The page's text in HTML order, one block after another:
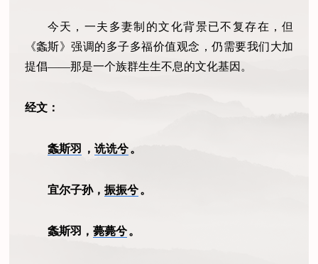
今天，一夫多妻制的文化背景已不复存在，但
《螽斯》强调的多子多福价值观念，仍需要我们大加
提倡——那是一个族群生生不息的文化基因。
经文：
螽斯羽 ， 诜诜兮 。
宜尔子孙， 振振兮 。
螽斯羽， 薨薨兮 。